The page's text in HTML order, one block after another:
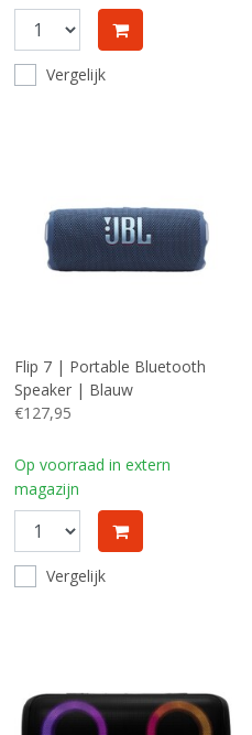
Vergelijk
Flip 7 | Portable Bluetooth
Speaker | Blauw
€127,95
Op voorraad in extern
magazijn
Vergelijk